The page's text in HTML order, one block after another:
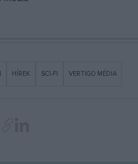
HÍREK SCI-FI VERTIGO MÉDIA